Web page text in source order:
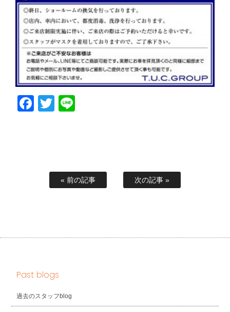
Facebook
Twitter
« 前の記事 次の記事 »
Past blogs
過去のスタッフblog